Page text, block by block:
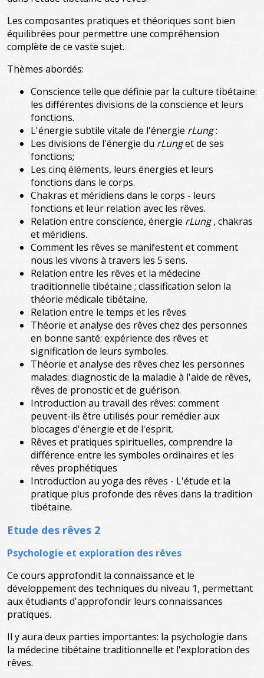
Les composantes pratiques et théoriques sont bien
équilibrées pour permettre une compréhension
complète de ce vaste sujet.
Thèmes abordés:
Conscience telle que définie par la culture tibétaine:
les différentes divisions de la conscience et leurs
fonctions.
L'énergie subtile vitale de l'énergie rLung:
Les divisions de l'énergie du rLunget de ses
fonctions;
Les cinq éléments, leurs énergies et leurs
fonctions dans le corps.
Chakras et méridiens dans le corps - leurs
fonctions et leur relation avec les rêves.
Relation entre conscience, énergie rLung, chakras
et méridiens.
Comment les rêves se manifestent et comment
nous les vivons à travers les 5 sens.
Relation entre les rêves et la médecine
traditionnelle tibétaine ; classification selon la
théorie médicale tibétaine.
Relation entre le temps et les rêves
Théorie et analyse des rêves chez des personnes
en bonne santé: expérience des rêves et
signification de leurs symboles.
Théorie et analyse des rêves chez les personnes
malades: diagnostic de la maladie à l'aide de rêves,
rêves de pronostic et de guérison.
Introduction au travail des rêves: comment
peuvent-ils être utilisés pour remédier aux
blocages d'énergie et de l'esprit.
Rêves et pratiques spirituelles, comprendre la
différence entre les symboles ordinaires et les
rêves prophétiques
Introduction au yoga des rêves - L'étude et la
pratique plus profonde des rêves dans la tradition
tibétaine.
Etude des rêves 2
Psychologie et exploration des rêves
Ce cours approfondit la connaissance et le
développement des techniques du niveau 1, permettant
aux étudiants d'approfondir leurs connaissances
pratiques.
Il y aura deux parties importantes: la psychologie dans
la médecine tibétaine traditionnelle et l'exploration des
rêves.